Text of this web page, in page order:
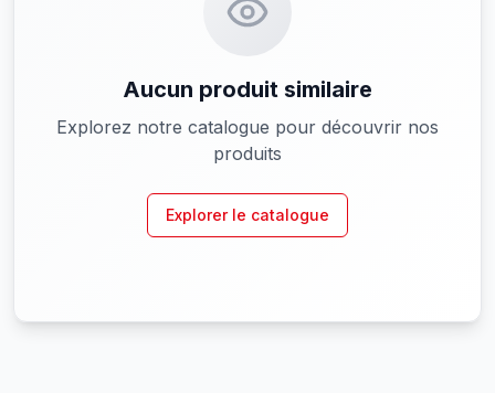
Aucun produit similaire
Explorez notre catalogue pour découvrir nos
produits
Explorer le catalogue